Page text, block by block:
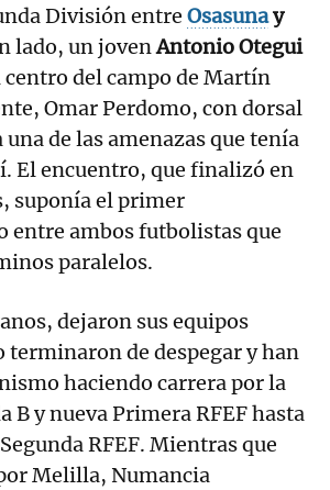
División entre Osasunay
lado, un jovenAntonio Otegui
del campo de Martín
Omar Perdomo, con dorsal
de las amenazas que tenía
El encuentro, que finalizó en
suponía el primer
entre ambos futbolistas que
paralelos.
dejaron sus equipos
terminaron de despegar y han
haciendo carrera por la
B y nueva Primera RFEF hasta
RFEF. Mientras que
Melilla, Numancia